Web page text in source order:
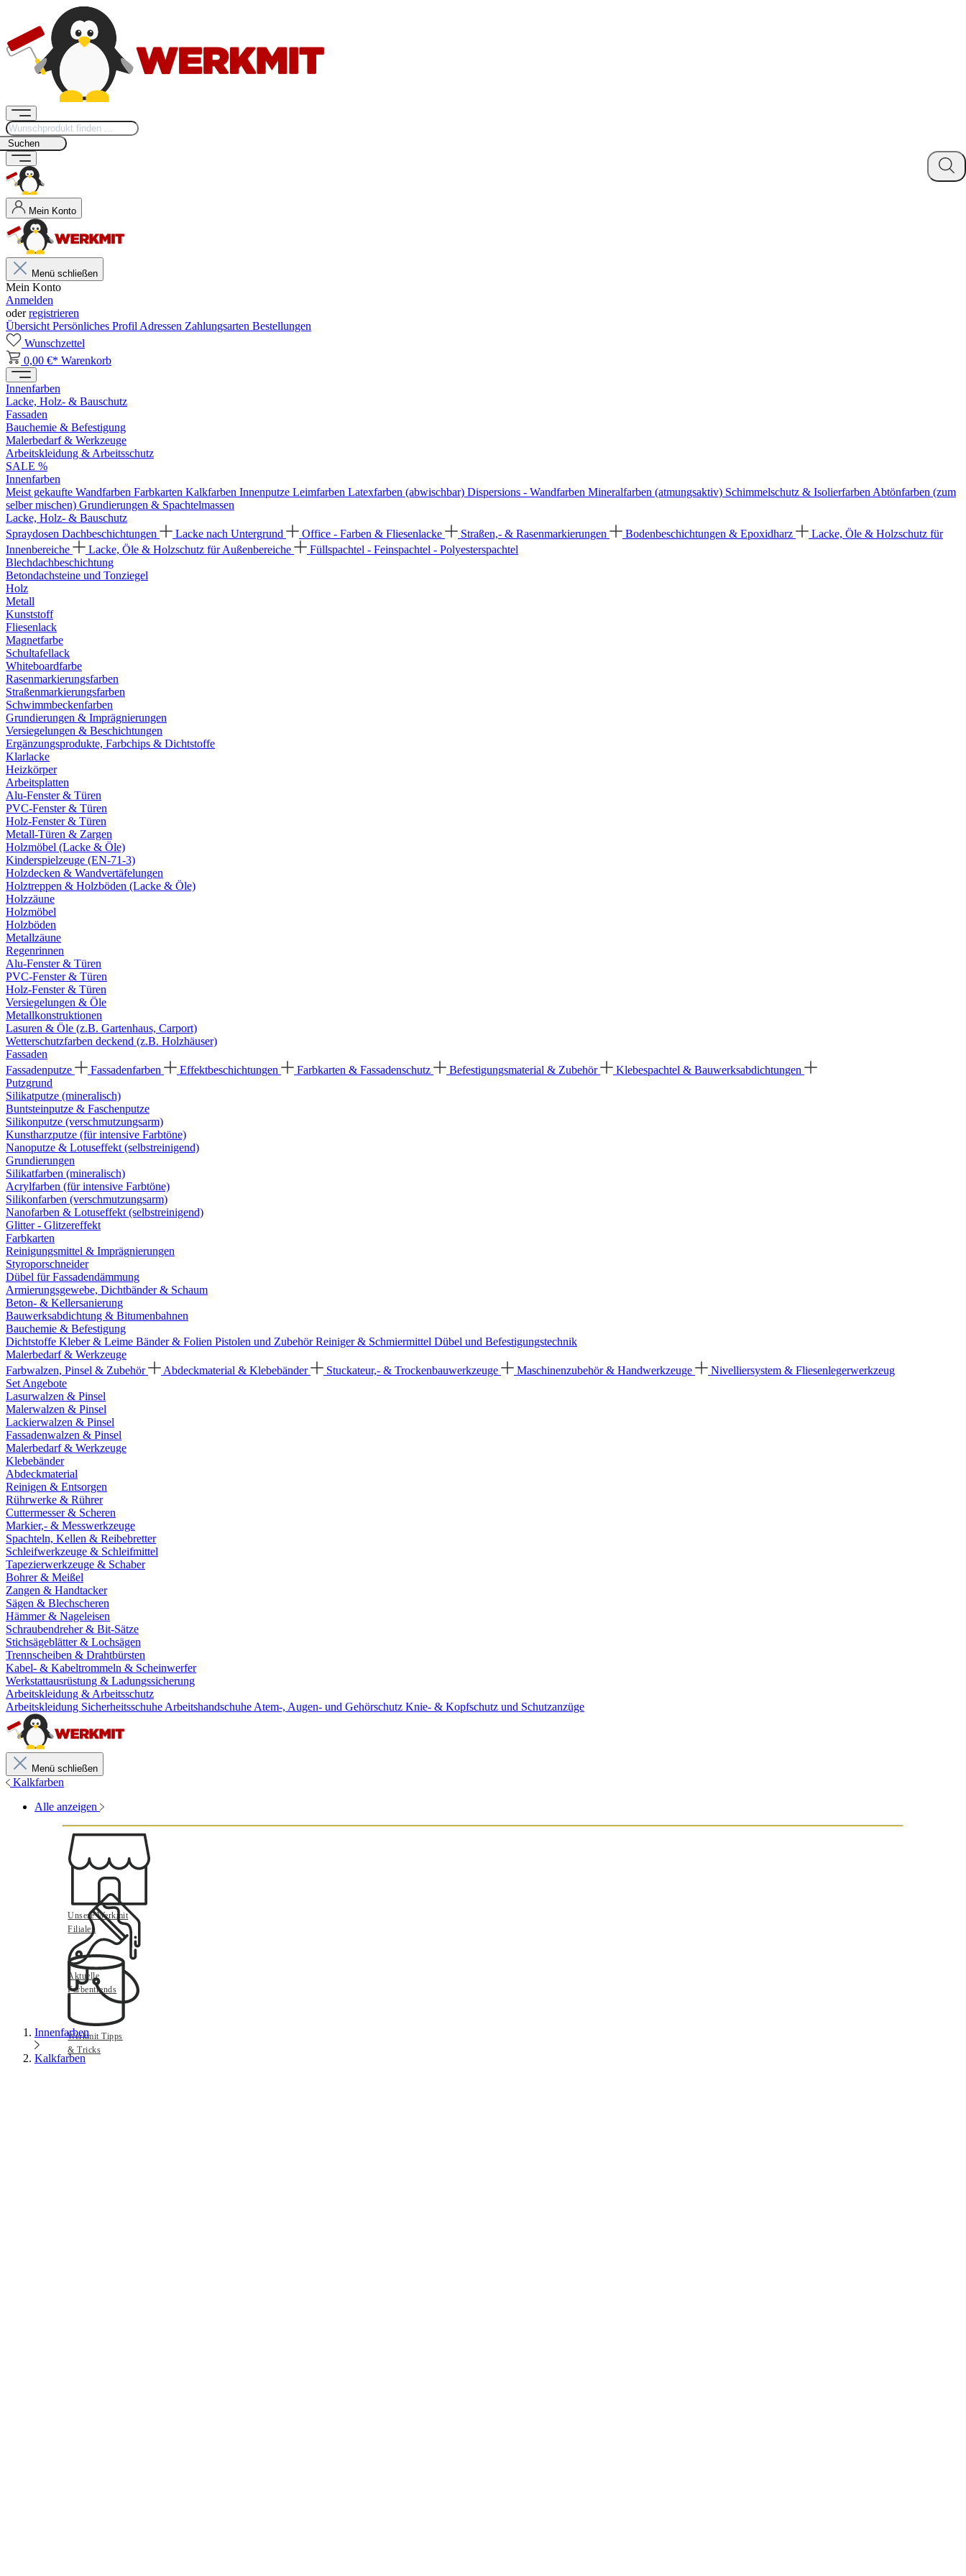
Suchen
Mein Konto
Menü schließen
Mein Konto
Anmelden
oderregistrieren
Übersicht Persönliches Profil Adressen Zahlungsarten Bestellungen
Wunschzettel
0,00 €* Warenkorb
Innenfarben
Lacke, Holz- & Bauschutz
Fassaden
Bauchemie & Befestigung
Malerbedarf & Werkzeuge
Arbeitskleidung & Arbeitsschutz
SALE %
Innenfarben
Meist gekaufte Wandfarben Farbkarten Kalkfarben Innenputze Leimfarben Latexfarben (abwischbar) Dispersions - Wandfarben Mineralfarben (atmungsaktiv) Schimmelschutz & Isolierfarben Abtönfarben (zum
selber mischen) Grundierungen & Spachtelmassen
Lacke, Holz- & Bauschutz
Spraydosen Dachbeschichtungen Lacke nach Untergrund Office - Farben & Fliesenlacke Straßen,- & Rasenmarkierungen Bodenbeschichtungen & Epoxidharz
Lacke, Öle & Holzschutz für
Innenbereiche
Lacke, Öle & Holzschutz für Außenbereiche
Füllspachtel - Feinspachtel - Polyesterspachtel
Blechdachbeschichtung
Betondachsteine und Tonziegel
Holz
Metall
Kunststoff
Fliesenlack
Magnetfarbe
Schultafellack
Whiteboardfarbe
Rasenmarkierungsfarben
Straßenmarkierungsfarben
Schwimmbeckenfarben
Grundierungen & Imprägnierungen
Versiegelungen & Beschichtungen
Ergänzungsprodukte, Farbchips & Dichtstoffe
Klarlacke
Heizkörper
Arbeitsplatten
Alu-Fenster & Türen
PVC-Fenster & Türen
Holz-Fenster & Türen
Metall-Türen & Zargen
Holzmöbel (Lacke & Öle)
Kinderspielzeuge (EN-71-3)
Holzdecken & Wandvertäfelungen
Holztreppen & Holzböden (Lacke & Öle)
Holzzäune
Holzmöbel
Holzböden
Metallzäune
Regenrinnen
Alu-Fenster & Türen
PVC-Fenster & Türen
Holz-Fenster & Türen
Versiegelungen & Öle
Metallkonstruktionen
Lasuren & Öle (z.B. Gartenhaus, Carport)
Wetterschutzfarben deckend (z.B. Holzhäuser)
Fassaden
Fassadenputze
Fassadenfarben Effektbeschichtungen Farbkarten & Fassadenschutz Befestigungsmaterial & Zubehör
Klebespachtel & Bauwerksabdichtungen
Putzgrund
Silikatputze (mineralisch)
Buntsteinputze & Faschenputze
Silikonputze (verschmutzungsarm)
Kunstharzputze (für intensive Farbtöne)
Nanoputze & Lotuseffekt (selbstreinigend)
Grundierungen
Silikatfarben (mineralisch)
Acrylfarben (für intensive Farbtöne)
Silikonfarben (verschmutzungsarm)
Nanofarben & Lotuseffekt (selbstreinigend)
Glitter - Glitzereffekt
Farbkarten
Reinigungsmittel & Imprägnierungen
Styroporschneider
Dübel für Fassadendämmung
Armierungsgewebe, Dichtbänder & Schaum
Beton- & Kellersanierung
Bauwerksabdichtung & Bitumenbahnen
Bauchemie & Befestigung
Dichtstoffe Kleber & Leime Bänder & Folien Pistolen und ZubehörReiniger & Schmiermittel Dübel und Befestigungstechnik
Malerbedarf & Werkzeuge
Farbwalzen, Pinsel & Zubehör
Abdeckmaterial & Klebebänder Stuckateur,- & Trockenbauwerkzeuge Maschinenzubehör & Handwerkzeuge
Nivelliersystem & Fliesenlegerwerkzeug
Set Angebote
Lasurwalzen & Pinsel
Malerwalzen & Pinsel
Lackierwalzen & Pinsel
Fassadenwalzen & Pinsel
Malerbedarf & Werkzeuge
Klebebänder
Abdeckmaterial
Reinigen & Entsorgen
Rührwerke & Rührer
Cuttermesser & Scheren
Markier,- & Messwerkzeuge
Spachteln, Kellen & Reibebretter
Schleifwerkzeuge & Schleifmittel
Tapezierwerkzeuge & Schaber
Bohrer & Meißel
Zangen & Handtacker
Sägen & Blechscheren
Hämmer & Nageleisen
Schraubendreher & Bit-Sätze
Stichsägeblätter & Lochsägen
Trennscheiben & Drahtbürsten
Kabel- & Kabeltrommeln & Scheinwerfer
Werkstattausrüstung & Ladungssicherung
Arbeitskleidung & Arbeitsschutz
Arbeitskleidung Sicherheitsschuhe Arbeitshandschuhe Atem-, Augen- und Gehörschutz Knie- & Kopfschutz und Schutzanzüge
Menü schließen
Kalkfarben
Alle anzeigen
Unsere Werkmit
Filialen
Aktuelle
Farbentrends
Werkmit Tipps
& Tricks
Innenfarben
Kalkfarben